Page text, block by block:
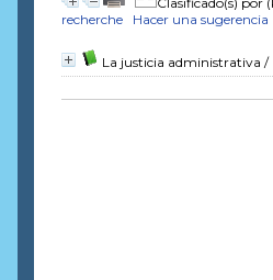
recherche
Hacer una sugerencia
La justicia administrativa /